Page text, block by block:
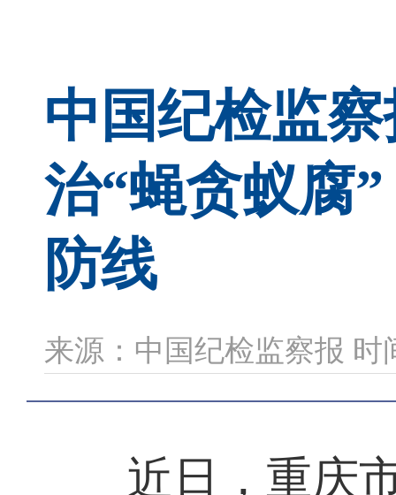
中国纪检监
治“蝇贪蚁腐
防线
来源：中国纪检监察报 时
近日，重庆